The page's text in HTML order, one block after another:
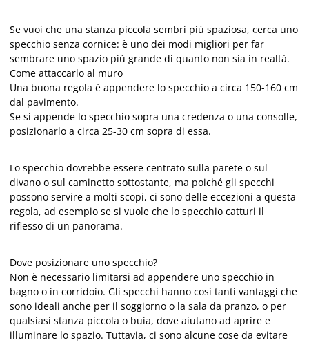
Se vuoi che una stanza piccola sembri più spaziosa, cerca uno
specchio senza cornice: è uno dei modi migliori per far
sembrare uno spazio più grande di quanto non sia in realtà.
Come attaccarlo al muro
Una buona regola è appendere lo specchio a circa 150-160 cm
dal pavimento.
Se si appende lo specchio sopra una credenza o una consolle,
posizionarlo a circa 25-30 cm sopra di essa.
Lo specchio dovrebbe essere centrato sulla parete o sul
divano o sul caminetto sottostante, ma poiché gli specchi
possono servire a molti scopi, ci sono delle eccezioni a questa
regola, ad esempio se si vuole che lo specchio catturi il
riflesso di un panorama.
Dove posizionare uno specchio?
Non è necessario limitarsi ad appendere uno specchio in
bagno o in corridoio. Gli specchi hanno così tanti vantaggi che
sono ideali anche per il soggiorno o la sala da pranzo, o per
qualsiasi stanza piccola o buia, dove aiutano ad aprire e
illuminare lo spazio. Tuttavia, ci sono alcune cose da evitare